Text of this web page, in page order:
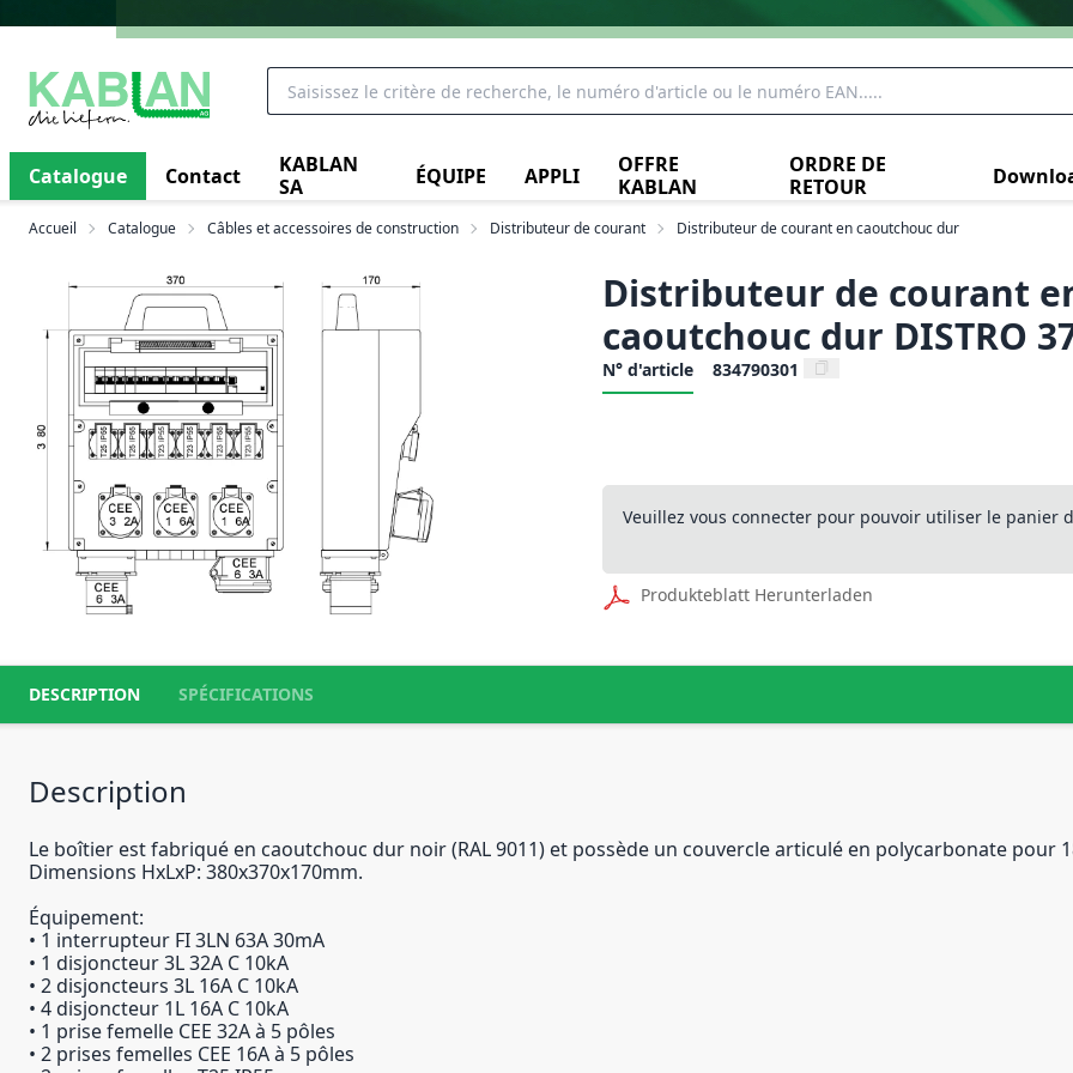
Catalogue Contact
KABLAN
SA
ÉQUIPE APPLI
OFFRE
KABLAN
ORDRE DE
RETOUR
Accueil Catalogue Câbles et accessoires de construction Distributeur de courant Distributeur de courant en caoutchouc dur
Distributeur de courant
caoutchouc dur DISTRO
N° d'article 834790301
Veuillez vous connecter pour pouvoir utiliser le panier
Produkteblatt Herunterladen
DESCRIPTION SPÉCIFICATIONS
Description
Le boîtier est fabriqué en caoutchouc dur noir (RAL 9011) et possède un couvercle articulé en polycarbonate pour
Dimensions HxLxP: 380x370x170mm.
Équipement:
• 1 interrupteur FI 3LN 63A 30mA
• 1 disjoncteur 3L 32A C 10kA
• 2 disjoncteurs 3L 16A C 10kA
• 4 disjoncteur 1L 16A C 10kA
• 1 prise femelle CEE 32A à 5 pôles
• 2 prises femelles CEE 16A à 5 pôles